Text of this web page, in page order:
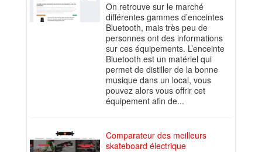
On retrouve sur le marché
différentes gammes d’enceintes
Bluetooth, mais très peu de
personnes ont des informations
sur ces équipements. L’enceinte
Bluetooth est un matériel qui
permet de distiller de la bonne
musique dans un local, vous
pouvez alors vous offrir cet
équipement afin de...
Comparateur des meilleurs
skateboard électrique